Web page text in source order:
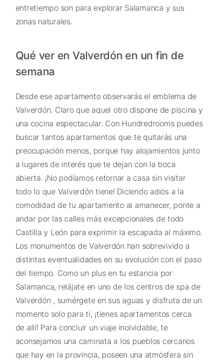
entretiempo son para explorar Salamanca y sus
zonas naturales.
Qué ver en Valverdón en un fin de
semana
Desde ese apartamento observarás el emblema de
Valverdón. Claro que aquel otro dispone de piscina y
una cocina espectacular. Con Hundredrooms puedes
buscar tantos apartamentos que te quitarás una
preocupación menos, porque hay alojamientos junto
a lugares de interés que te dejan con la boca
abierta. ¡No podíamos retornar a casa sin visitar
todo lo que Valverdón tiene! Diciendo adiós a la
comodidad de tu apartamento al amanecer, ponte a
andar por las calles más excepcionales de todo
Castilla y León para exprimir la escapada al máximo.
Los monumentos de Valverdón han sobrevivido a
distintas eventualidades en su evolución con el paso
del tiempo. Como un plus en tu estancia por
Salamanca, relájate en uno de los centros de spa de
Valverdón , sumérgete en sus aguas y disfruta de un
momento solo para ti, ¡tienes apartamentos cerca
de allí! Para concluir un viaje inolvidable, te
aconsejamos una caminata a los pueblos cercanos
que hay en la provincia, poseen una atmósfera sin